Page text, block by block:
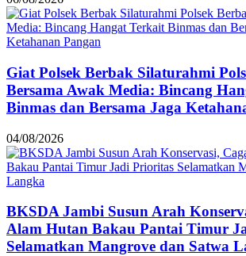
Giat Polsek Berbak Silaturahmi
Bersama Awak Media: Bincang
Binmas dan Bersama Jaga
04/08/2026
BKSDA Jambi Susun Arah
Alam Hutan Bakau Pantai Timur
Selamatkan Mangrove dan Satwa